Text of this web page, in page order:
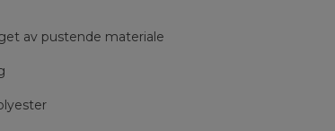
av pustende materiale